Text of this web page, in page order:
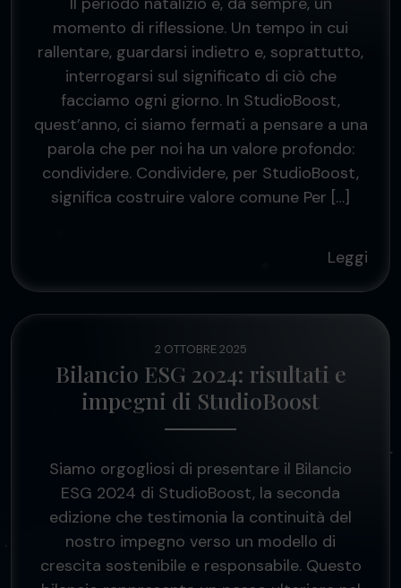
momento di riflessione. Un tempo in cui
rallentare, guardarsi indietro e, soprattutto,
interrogarsi sul significato di ciò che
facciamo ogni giorno. In StudioBoost,
quest’anno, ci siamo fermati a pensare a una
parola che per noi ha un valore profondo:
condividere. Condividere, per StudioBoost,
significa costruire valore comune Per […]
Leggi
2 OTTOBRE 2025
Bilancio ESG 2024: risultati e
impegni di StudioBoost
Siamo orgogliosi di presentare il Bilancio
ESG 2024 di StudioBoost, la seconda
edizione che testimonia la continuità del
nostro impegno verso un modello di
crescita sostenibile e responsabile. Questo